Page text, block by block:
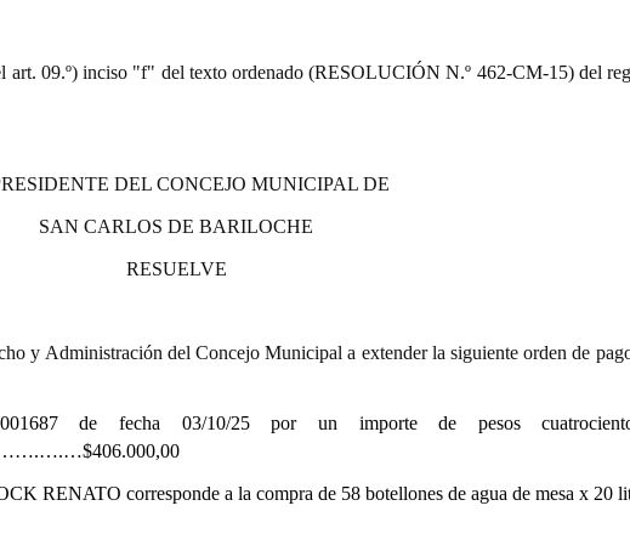
art. 09.º) inciso "f" del texto ordenado (RESOLUCIÓN N.º 462-CM-15) del
DEL CONCEJO MUNICIPAL DE
SAN CARLOS DE BARILOCHE
RESUELVE
y Administración del Concejo Municipal a extender la siguiente orden de
de fecha 03/10/25 por un importe de pesos
RENATO corresponde a la compra de 58 botellones de agua de mesa x 20